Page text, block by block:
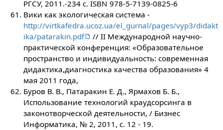
РГСУ, 2011.-234 с. ISBN 978-5-7139-0825-6
Вики как экологическая система -
http://virtkafedra.ucoz.ua/el_gurnal/pages/vyp3/didakt
ika/patarakin.pdf
// ІІ Международной научно-
практической конференция: «Образовательное
пространство и индивидуальность: современная
дидактика,диагностика качества образования» 4
мая 2011 года,
Буров В. В., Патаракин Е. Д., Ярмахов Б. Б.,
Использование технологий краудсорсинга в
законотворческой деятельности, / Бизнес
Информатика, № 2, 2011, с. 12 - 19.